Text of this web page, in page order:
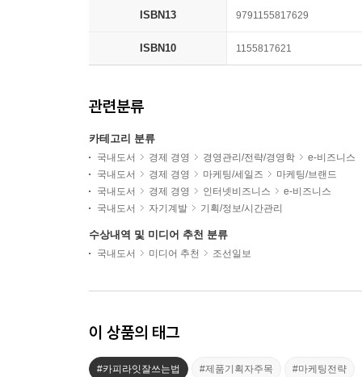
ISBN13 9791155817629
ISBN10 1155817621
관련분류
카테고리 분류
국내도서 경제 경영 경영관리/전략/경영학
e-비즈니스
국내도서
경제 경영 마케팅/세일즈
마케팅/브랜드
국내도서
경제 경영 인터넷비즈니스
e-비즈니스
국내도서
자기계발 기획/정보/시간관리
수상내역 및 미디어 추천 분류
국내도서 미디어 추천 조선일보
이 상품의 태그
#카피라잇잘쓰는법 #제품기획자주목 #마케팅전략